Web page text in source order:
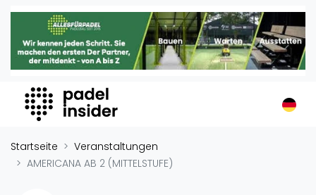
Padel Insider
Home
Organisationen
Buchungssysteme
Padel-Shops
Padel-Marken
Startseite
Veranstaltungen
AMERICANA AB 2 (MITTELSTUFE)